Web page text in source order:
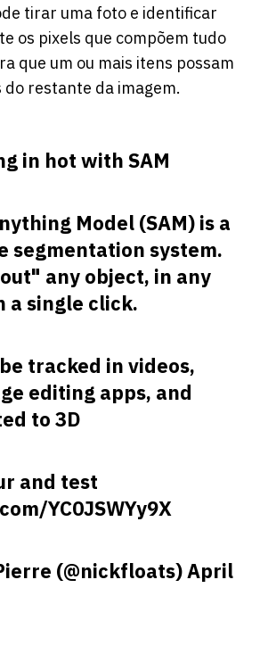
tirar uma foto e identificar
os pixels que compõem tudo
que um ou mais itens possam
restante da imagem.
in hot with SAM
Model (SAM) is a
segmentation system.
any object, in any
a single click.
tracked in videos,
editing apps, and
to 3D
and test
YC0JSWYy9X
(@nickfloats)April